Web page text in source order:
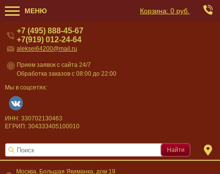
МЕНЮ Корзина: 0 руб.
Москва, Большая Якиманка, дом 19
+7 (495) 888-45-67
+7(919) 012-24-64
aleksei64200@mail.ru
Прием заявок с сайта 24/7
Обработка заказов с 08:00 до 22:00
Мы в соцсетях:
ИНН: 330702130463
ЕГРИП: 304333405100010
Найти